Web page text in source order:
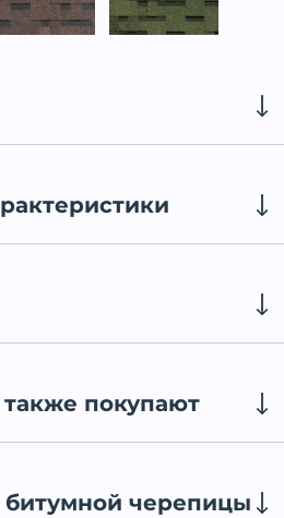
покупают
битумной черепицы